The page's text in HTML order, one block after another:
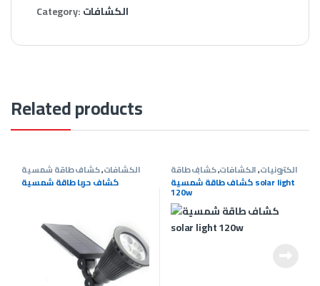
Category:الكشافات
Related products
الكشافات,كشاف طاقة شمسية
كشاف حربا طاقة شمسية
الكترونيات,الكشافات,كشاف طاقة
شمسية
كشاف طاقة شمسية solar light
120w